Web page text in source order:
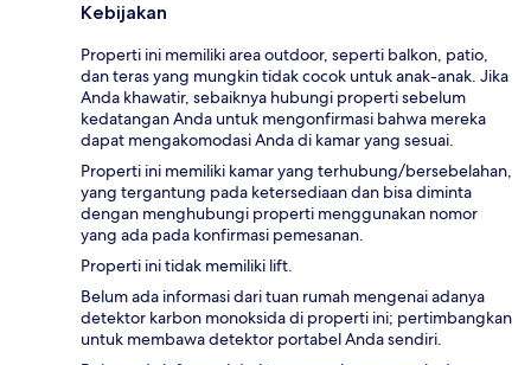
Kebijakan
Properti ini memiliki area outdoor, seperti balkon, patio,
dan teras yang mungkin tidak cocok untuk anak-anak. Jika
Anda khawatir, sebaiknya hubungi properti sebelum
kedatangan Anda untuk mengonfirmasi bahwa mereka
dapat mengakomodasi Anda di kamar yang sesuai.
Properti ini memiliki kamar yang terhubung/bersebelahan,
yang tergantung pada ketersediaan dan bisa diminta
dengan menghubungi properti menggunakan nomor
yang ada pada konfirmasi pemesanan.
Properti ini tidak memiliki lift.
Belum ada informasi dari tuan rumah mengenai adanya
detektor karbon monoksida di properti ini; pertimbangkan
untuk membawa detektor portabel Anda sendiri.